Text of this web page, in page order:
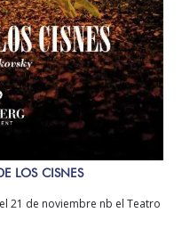
LOS CISNES
el 21 de noviembre nb el Teatro